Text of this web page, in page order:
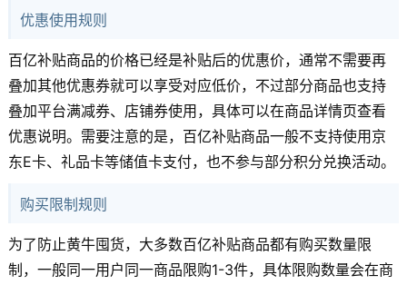
优惠使用规则
百亿补贴商品的价格已经是补贴后的优惠价，通常不需要再
叠加其他优惠券就可以享受对应低价，不过部分商品也支持
叠加平台满减券、店铺券使用，具体可以在商品详情页查看
优惠说明。需要注意的是，百亿补贴商品一般不支持使用京
东E卡、礼品卡等储值卡支付，也不参与部分积分兑换活动。
购买限制规则
为了防止黄牛囤货，大多数百亿补贴商品都有购买数量限
制，一般同一用户同一商品限购1-3件，具体限购数量会在商